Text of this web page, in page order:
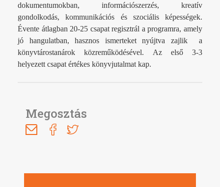
dokumentumokban, információszerzés, kreatív
gondolkodás, kommunikációs és szociális képességek.
Évente átlagban 20-25 csapat regisztrál a programra, amely
jó hangulatban, hasznos ismerteket nyújtva zajlik a
könyvtárostanárok közreműködésével. Az első 3-3
helyezett csapat értékes könyvjutalmat kap.
Megosztás